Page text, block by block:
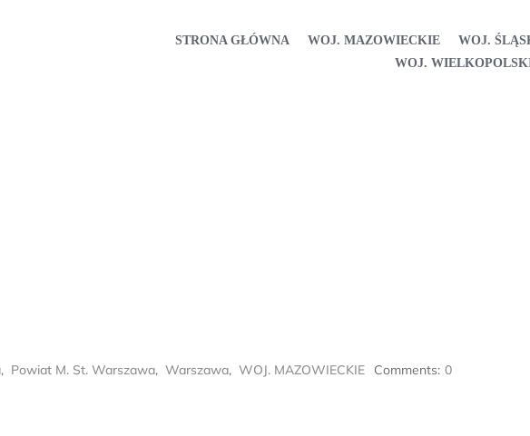
STRONA GŁÓWNA WOJ. MAZOWIECKIE WOJ.
WOJ.
, Powiat M. St. Warszawa, Warszawa, WOJ. MAZOWIECKIE Comments: 0